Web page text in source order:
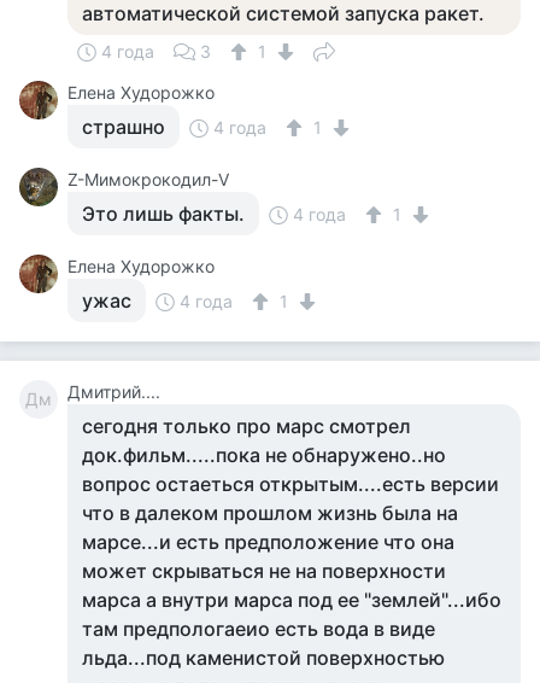
автоматической системой запуска ракет.
4 года 3
1
Елена Худорожко
страшно 4 года 1
Z-Мимокрокодил-V
Это лишь факты. 4 года 1
Елена Худорожко
ужас 4 года 1
Дм Дмитрий....
сегодня только про марс смотрел
док.фильм.....пока не обнаружено..но
вопрос остаеться открытым....есть версии
что в далеком прошлом жизнь была на
марсе...и есть предположение что она
может скрываться не на поверхности
марса а внутри марса под ее "землей"...ибо
там предпологаеио есть вода в виде
льда...под каменистой поверхностью